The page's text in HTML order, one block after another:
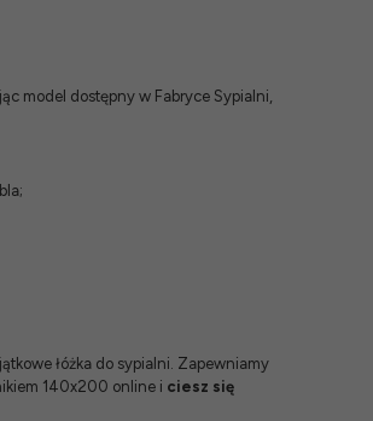
model dostępny w Fabryce Sypialni,
łóżka do sypialni. Zapewniamy
140x200 online i ciesz się